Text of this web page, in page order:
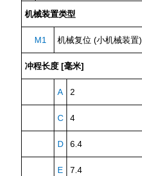
机械装置类型
M1 机械复位 (小机械装置)
冲程长度 [毫米]
A 2
C 4
D 6.4
E 7.4